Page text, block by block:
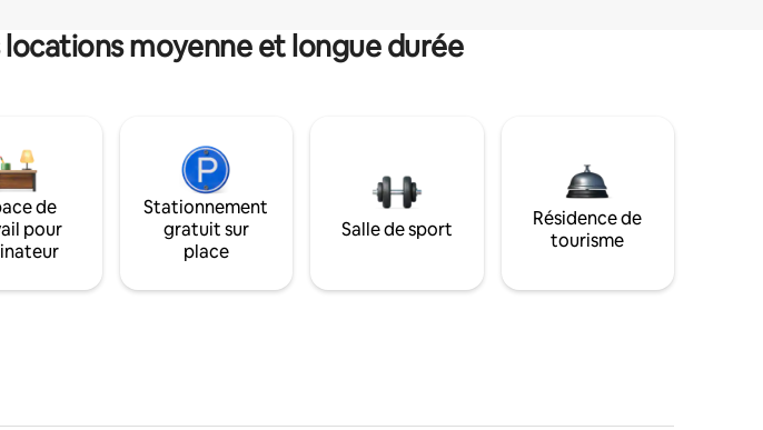
moyenne et longue durée
de
pour
Stationnement
gratuit sur
place
Salle de sport
Résidence de
tourisme